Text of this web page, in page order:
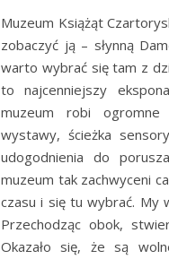
Muzeum Książąt
zobaczyć ją – słynną
warto wybrać się tam z
to najcenniejszy
muzeum robi ogromne
wystawy, ścieżka
udogodnienia do
muzeum tak zachwyceni
czasu i się tu wybrać. My
Przechodząc obok,
Okazało się, że są